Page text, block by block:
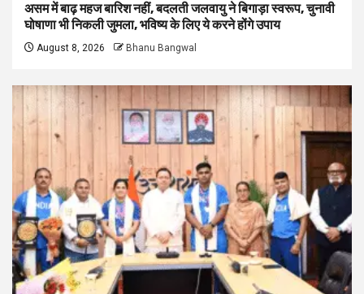
असम में बाढ़ महज बारिश नहीं, बदलती जलवायु ने बिगाड़ा स्वरूप, चुनावी
घोषाणा भी निकली जुमला, भविष्य के लिए ये करने होंगे उपाय
August 8, 2026 Bhanu Bangwal